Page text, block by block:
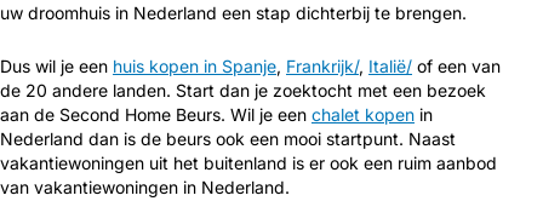
uw droomhuis in Nederland een stap dichterbij te brengen.
Dus wil je een huis kopen in Spanje, Frankrijk/, Italië/ of een van
de 20 andere landen. Start dan je zoektocht met een bezoek
aan de Second Home Beurs. Wil je een chalet kopen in
Nederland dan is de beurs ook een mooi startpunt. Naast
vakantiewoningen uit het buitenland is er ook een ruim aanbod
van vakantiewoningen in Nederland.